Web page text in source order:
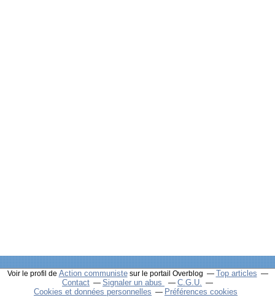
Voir le profil de Action communistesur le portail Overblog
Top articles
Contact
Signaler un abus
C.G.U.
Cookies et données personnelles
Préférences cookies